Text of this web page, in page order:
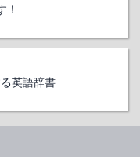
！
英語辞書